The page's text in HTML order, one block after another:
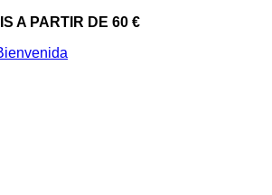
A PARTIR DE 60 €